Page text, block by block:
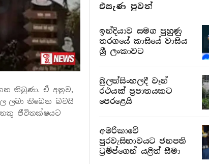
තිබුණා. ඒ අනුව,
ලබා තිබෙන බවයි
ජීවිතක්ෂයට
එසැණ පුව​ත්
ඉන්දියාව සමග පුහුණු
තරගයේ කාසියේ වාසිය
ශ්‍රී ලංකාවට
බුලත්සිංහලදී වෑන්
රථයක් ප්‍රපාතයකට
පෙරළෙයි
අමරිකාවේ
පුරවැසිභාවයට ජනපති
ට්‍රම්ප්ගෙන් යළිත් සීමා